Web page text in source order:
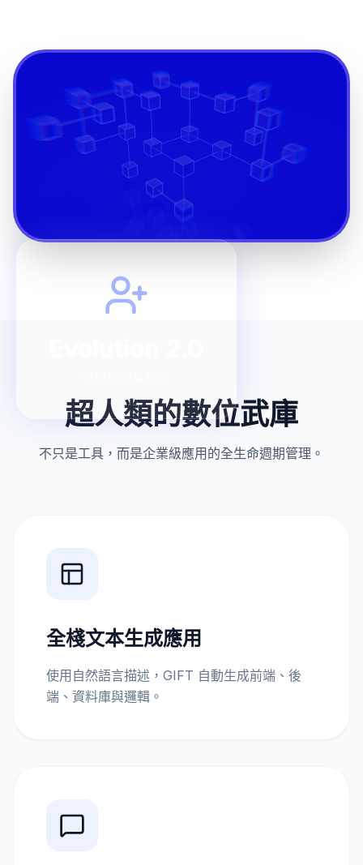
超人類的數位武庫
不只是工具，而是企業級應用的全生命週期管理。
全棧文本生成應用
使用自然語言描述，GIFT 自動生成前端、後
端、資料庫與邏輯。